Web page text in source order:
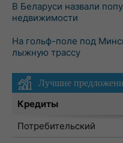
В Беларуси назвали
недвижимости
На гольф-поле под
лыжную трассу
Лучшие
Кредиты
Потребительский